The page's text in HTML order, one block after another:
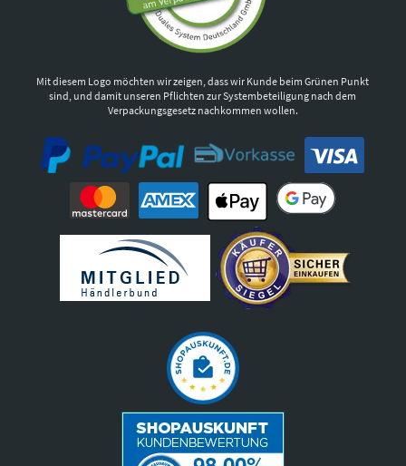
Mit diesem Logo möchten wir zeigen, dass wir Kunde beim Grünen Punkt
sind, und damit unseren Pflichten zur Systembeteiligung nach dem
Verpackungsgesetz nachkommen wollen.